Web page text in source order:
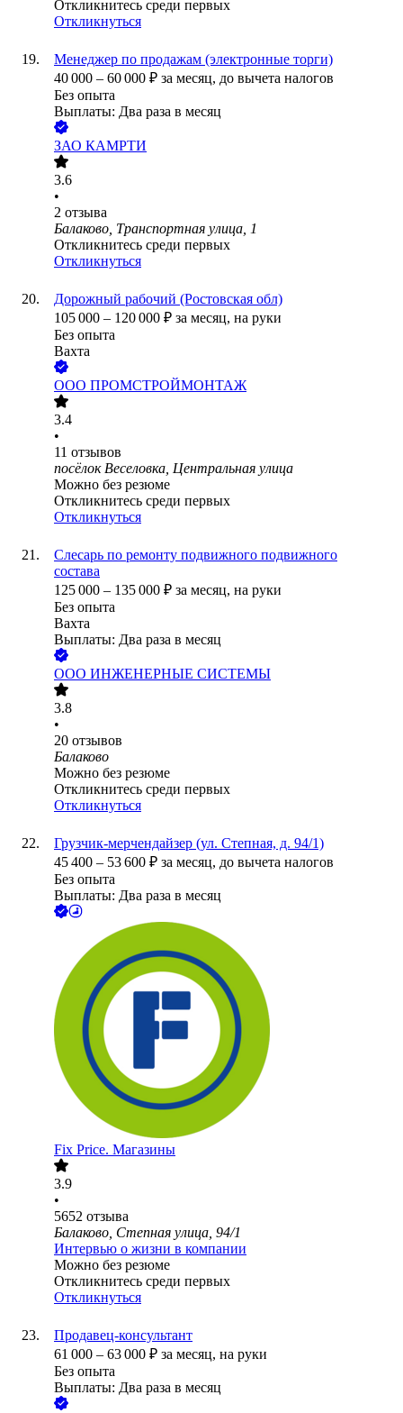
Откликнитесь среди первых
Откликнуться
Менеджер по продажам (электронные торги)
40 000 – 60 000 ₽ за месяц, до вычета налогов
Без опыта
Выплаты: Два раза в месяц
ЗАО КАМРТИ
3.6
•
2 отзыва
Балаково, Транспортная улица, 1
Откликнитесь среди первых
Откликнуться
Дорожный рабочий (Ростовская обл)
105 000 – 120 000 ₽ за месяц, на руки
Без опыта
Вахта
ООО ПРОМСТРОЙМОНТАЖ
3.4
•
11 отзывов
посёлок Веселовка, Центральная улица
Можно без резюме
Откликнитесь среди первых
Откликнуться
Слесарь по ремонту подвижного подвижного
состава
125 000 – 135 000 ₽ за месяц, на руки
Без опыта
Вахта
Выплаты: Два раза в месяц
ООО ИНЖЕНЕРНЫЕ СИСТЕМЫ
3.8
•
20 отзывов
Балаково
Можно без резюме
Откликнитесь среди первых
Откликнуться
Грузчик-мерчендайзер (ул. Степная, д. 94/1)
45 400 – 53 600 ₽ за месяц, до вычета налогов
Без опыта
Выплаты: Два раза в месяц
Fix Price. Магазины
3.9
•
5652 отзыва
Балаково, Степная улица, 94/1
Интервью о жизни в компании
Можно без резюме
Откликнитесь среди первых
Откликнуться
Продавец-консультант
61 000 – 63 000 ₽ за месяц, на руки
Без опыта
Выплаты: Два раза в месяц